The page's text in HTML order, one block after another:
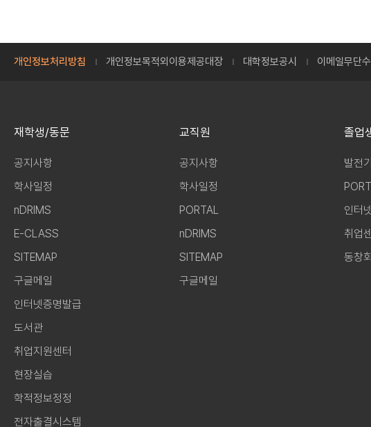
개인정보처리방침 개인정보목적외이용제공대장 대학정보공시 이메일무단
재학생/동문
공지사항
학사일정
nDRIMS
E-CLASS
SITEMAP
구글메일
인터넷증명발급
도서관
취업지원센터
현장실습
학적정보정정
전자출결시스템
교직원
공지사항
학사일정
PORTAL
nDRIMS
SITEMAP
구글메일
졸업
발전
인터
취업
동창회